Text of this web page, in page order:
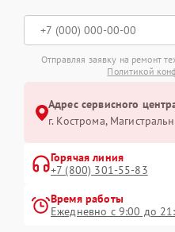
Отправляя заявку на ремонт
Политикой
Адрес сервисного
г. Кострома,
Горячая линия
+7 (800) 301-55-83
Время работы
Ежедневно с 9:00 до